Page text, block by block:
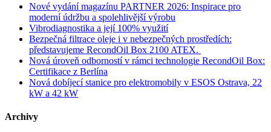
Nové vydání magazínu PARTNER 2026: Inspirace pro
moderní údržbu a spolehlivější výrobu
Vibrodiagnostika a její 100% využití
Bezpečná filtrace oleje i v nebezpečných prostředích:
představujeme RecondOil Box 2100 ATEX.
Nová úroveň odborností v rámci technologie RecondOil Box:
Certifikace z Berlína
Nová dobíjecí stanice pro elektromobily v ESOS Ostrava, 22
kW a 42 kW
Archivy